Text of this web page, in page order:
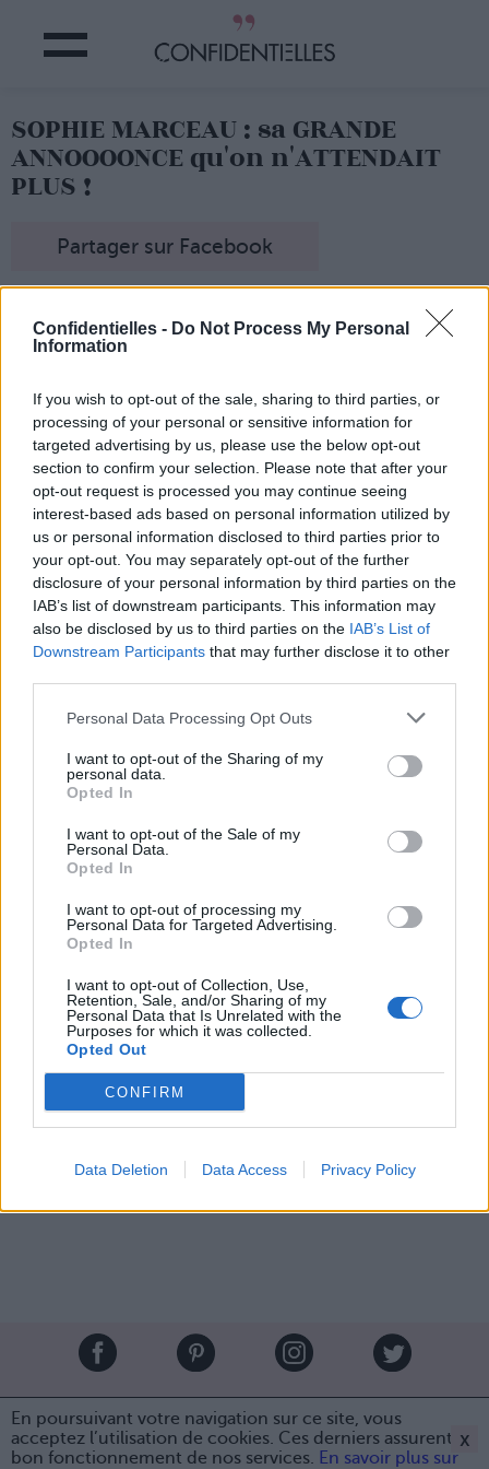
Confidentielles - Do Not Process My Personal
Information
If you wish to opt-out of the sale, sharing to third parties, or
processing of your personal or sensitive information for
targeted advertising by us, please use the below opt-out
section to confirm your selection. Please note that after your
opt-out request is processed you may continue seeing
interest-based ads based on personal information utilized by
us or personal information disclosed to third parties prior to
your opt-out. You may separately opt-out of the further
disclosure of your personal information by third parties on the
IAB’s list of downstream participants. This information may
also be disclosed by us to third parties on the IAB’s List of
Downstream Participants that may further disclose it to other
Personal Data Processing Opt Outs
I want to opt-out of the Sharing of my
personal data.
Opted In
I want to opt-out of the Sale of my
Personal Data.
Opted In
I want to opt-out of processing my
Personal Data for Targeted Advertising.
Opted In
I want to opt-out of Collection, Use,
Retention, Sale, and/or Sharing of my
Personal Data that Is Unrelated with the
Purposes for which it was collected.
Opted Out
CONFIRM
Data Deletion Data Access Privacy Policy
En poursuivant votre navigation sur ce site, vous
acceptez l’utilisation de cookies. Ces derniers assurent le
bon fonctionnement de nos services. En savoir plus sur
x
SOPHIE MARCEAU : sa GRANDE
ANNOOOONCE qu'on n'ATTENDAIT
PLUS !
Partager sur Facebook
dernier… et on comprend pourquoi !
SophieMarceau vient de faire son come-back
Elle préparait unnouveau film , intitulé « Mme Mills » !
C'est avec une photo d'elledans les bras de Pierre
Richard qu'elle annonce son projet à ses fans.
Et on a hâte de voirce que ça donne !
Lancer le diaporama
Image suivante
Crédit Photo /Instagram- Pinterest
Partager sur Facebook
Brandeploy Qui sommes-nous ? Presse
Annonceur
Mentions légales
Contact
© Confidentielles.com - Tous droits réservés